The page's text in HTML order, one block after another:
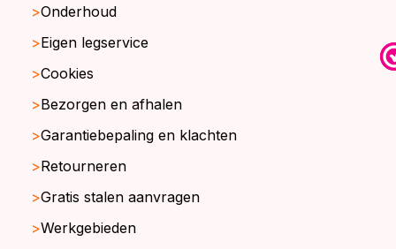
Onderhoud
Eigen legservice
Cookies
Bezorgen en afhalen
Garantiebepaling en klachten
Retourneren
Gratis stalen aanvragen
Werkgebieden